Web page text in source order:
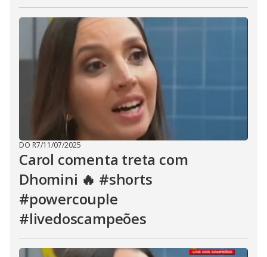
DO R7/11/07/2025
Carol comenta treta com
Dhomini 🔥 #shorts
#powercouple
#livedoscampeões